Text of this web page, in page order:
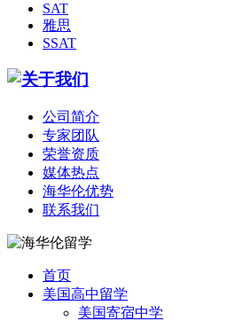
SAT
雅思
SSAT
公司简介
专家团队
荣誉资质
媒体热点
海华伦优势
联系我们
首页
美国高中留学
美国寄宿中学